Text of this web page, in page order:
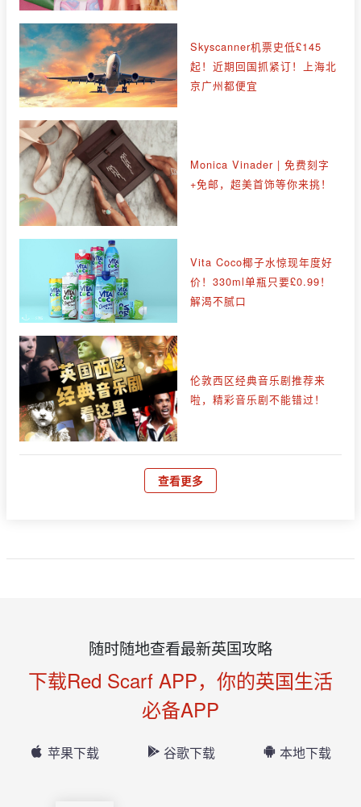
Skyscanner机票史低£145
起！近期回国抓紧订！上海北
京广州都便宜
Monica Vinader | 免费刻字
+免邮，超美首饰等你来挑！
Vita Coco椰子水惊现年度好
价！330ml单瓶只要£0.99！
解渴不腻口
伦敦西区经典音乐剧推荐来
啦，精彩音乐剧不能错过！
查看更多
随时随地查看最新英国攻略
下载Red Scarf APP，你的英国生活
必备APP
苹果下载 谷歌下载 本地下载